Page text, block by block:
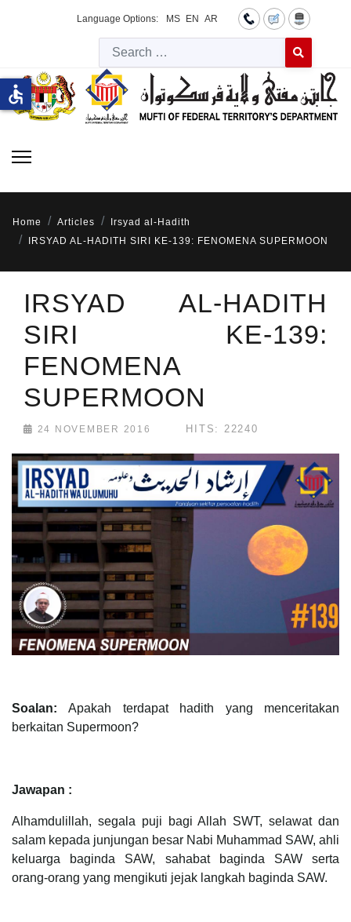
Language Options: MS EN AR
Type 2 or
Home Articles
Irsyad al-Hadith
IRSYAD AL-HADITH SIRI KE-139: FENOMENA SUPERMOON
IRSYAD AL-HADITH
SIRI KE-139:
FENOMENA
SUPERMOON
24 NOVEMBER 2016 HITS: 22240
Soalan:Apakah terdapat hadith yang menceritakan
berkaitan Supermoon?
Jawapan :
Alhamdulillah, segala puji bagi Allah SWT, selawat dan
salam kepada junjungan besar Nabi Muhammad SAW, ahli
keluarga baginda SAW, sahabat baginda SAW serta
orang-orang yang mengikuti jejak langkah baginda SAW.
accessible